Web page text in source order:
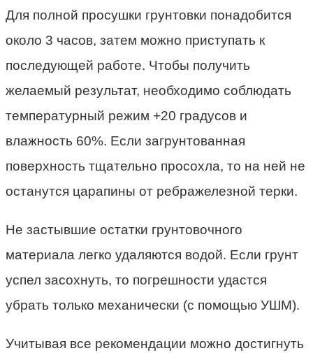
Для полной просушки грунтовки понадобится
около 3 часов, затем можно приступать к
последующей работе. Чтобы получить
желаемый результат, необходимо соблюдать
температурный режим +20 градусов и
влажность 60%. Если загрунтованная
поверхность тщательно просохла, то на ней не
останутся царапины от ребражелезной терки.
Не застывшие остатки грунтовочного
материала легко удаляются водой. Если грунт
успел засохнуть, то погрешности удастся
убрать только механически (с помощью УШМ).
Учитывая все рекомендации можно достигнуть